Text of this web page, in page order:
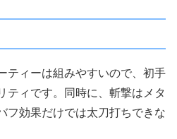
ティーは組みやすいので、初手
ティです。同時に、斬撃はメタ
フ効果だけでは太刀打ちできな